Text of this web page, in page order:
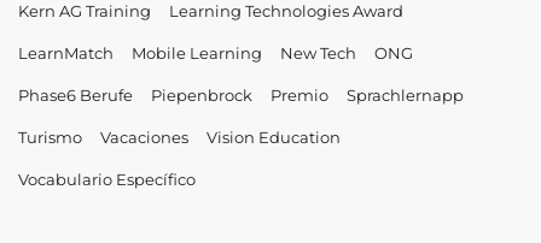
Kern AG Training Learning Technologies Award
LearnMatch Mobile Learning New Tech ONG
Phase6 Berufe Piepenbrock Premio Sprachlernapp
Turismo Vacaciones Vision Education
Vocabulario Específico